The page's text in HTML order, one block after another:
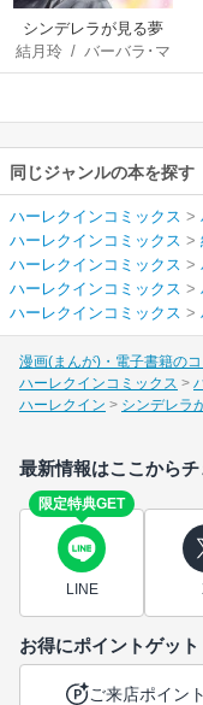
シンデレラが見る夢
結月玲 /バーバラ･マ
クマーン
同じジャンルの本を探す
ハーレクインコミックス >
ハーレクインコミックス >
ハーレクインコミックス >
ハーレクインコミックス >
ハーレクインコミックス >
漫画(まんが)・電子書籍の
ハーレクインコミックス
ハーレクイン
シンデレラ
最新情報はここからチ
限定特典GET
LINE
お得にポイントゲット
ご来店ポイント